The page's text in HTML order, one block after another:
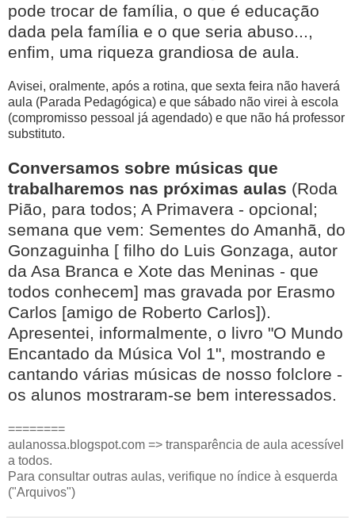
pode trocar de família, o que é educação
dada pela família e o que seria abuso...,
enfim, uma riqueza grandiosa de aula.
Avisei, oralmente, após a rotina, que sexta feira não haverá
aula (Parada Pedagógica) e que sábado não virei à escola
(compromisso pessoal já agendado) e que não há professor
substituto.
Conversamos sobre músicas que
trabalharemos nas próximas aulas (Roda
Pião, para todos; A Primavera - opcional;
semana que vem: Sementes do Amanhã, do
Gonzaguinha [ filho do Luis Gonzaga, autor
da Asa Branca e Xote das Meninas - que
todos conhecem] mas gravada por Erasmo
Carlos [amigo de Roberto Carlos]).
Apresentei, informalmente, o livro "O Mundo
Encantado da Música Vol 1", mostrando e
cantando várias músicas de nosso folclore -
os alunos mostraram-se bem interessados.
========
aulanossa.blogspot.com => transparência de aula acessível
a todos.
Para consultar outras aulas, verifique no índice à esquerda
("Arquivos")